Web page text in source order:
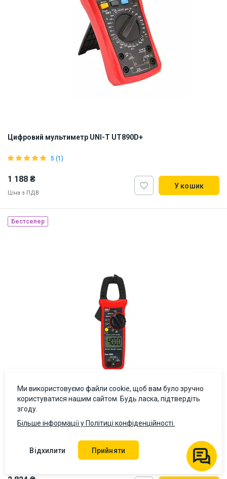
Цифровий мультиметр UNI-T UT890D+
5 (1)
1 188 ₴
Ціна з ПДВ
У кошик
Бестселер
Ми використовуємо файли cookie, щоб вам було зручно
користуватися нашим сайтом. Будь ласка, підтвердіть
згоду.
Більше інформації у Політиці конфіденційності.
Відхилити Прийняти